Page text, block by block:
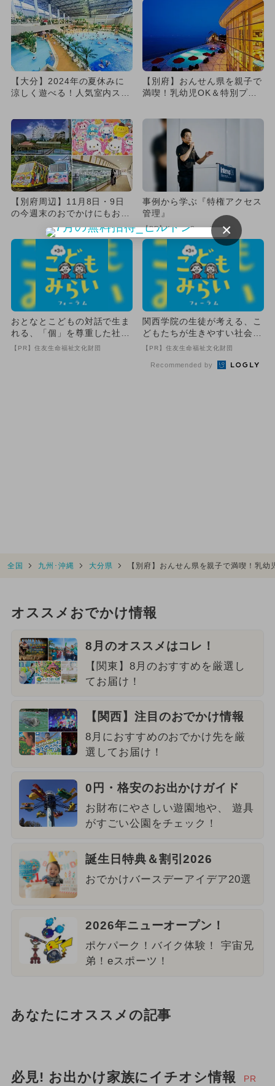
【大分】2024年の夏休みに
涼しく遊べる！人気室内スポ
【別府】おんせん県を親子で
満喫！乳幼児OK＆特別プラ
【別府周辺】11月8日・9日
の今週末のおでかけにもおす
事例から学ぶ『特権アクセス
管理』
【PR】KeeperSecurity
おとなとこどもの対話で生ま
れる、「個」を尊重した社会
づくり
【PR】住友生命福祉文化財団
関西学院の生徒が考える、こ
どもたちが生きやすい社会と
は
【PR】住友生命福祉文化財団
Recommended by
全国 九州･沖縄 大分県 【別府】おんせん県を親子で満喫！乳
オススメおでかけ情報
8月のオススメはコレ！
【関東】8月のおすすめを厳選し
てお届け！
【関西】注目のおでかけ情報
8月におすすめのおでかけ先を厳
選してお届け！
0円・格安のお出かけガイド
お財布にやさしい遊園地や、 遊具
がすごい公園をチェック！
誕生日特典＆割引2026
おでかけバースデーアイデア20選
2026年ニューオープン！
ポケパーク！バイク体験！ 宇宙兄
弟！eスポーツ！
あなたにオススメの記事
必見! お出かけ家族にイチオシ情報 PR
×